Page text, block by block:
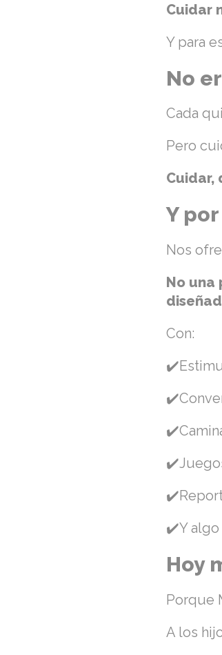
Cuidar
Y para
No
Cada
Pero
Cuidar,
Y
Nos
No una
Con:
✔️Y algo
Hoy
Porque
A los